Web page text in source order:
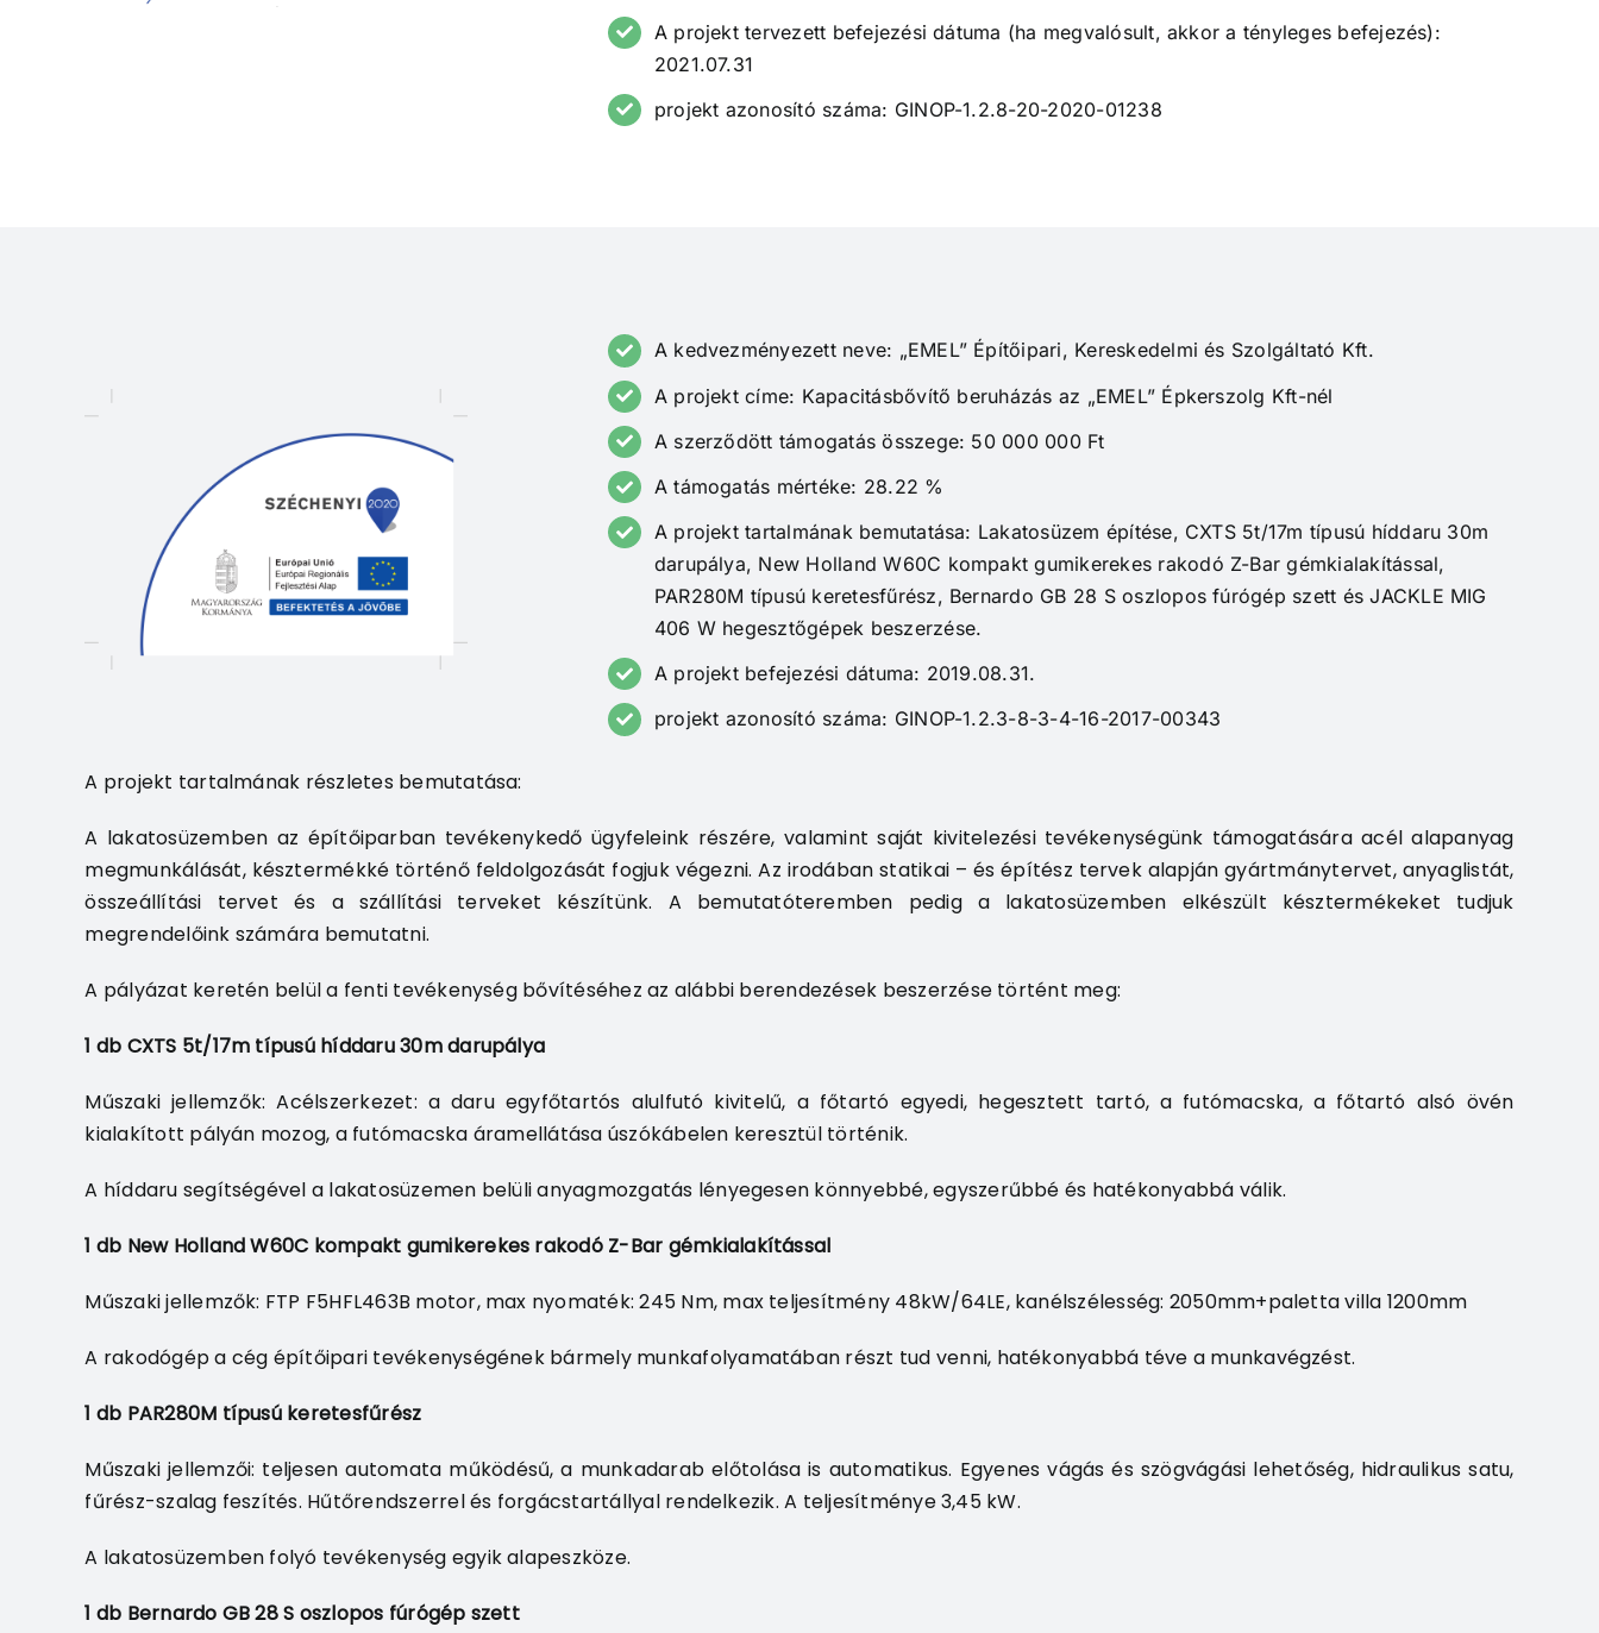
A projekt tervezett befejezési dátuma (ha megvalósult, akkor a tényleges befejezés):
2021.07.31
projekt azonosító száma: GINOP-1.2.8-20-2020-01238
A kedvezményezett neve: „EMEL” Építőipari, Kereskedelmi és Szolgáltató Kft.
A projekt címe: Kapacitásbővítő beruházás az „EMEL” Épkerszolg Kft-nél
A szerződött támogatás összege: 50 000 000 Ft
A támogatás mértéke: 28.22 %
A projekt tartalmának bemutatása: Lakatosüzem építése, CXTS 5t/17m típusú híddaru 30m
darupálya, New Holland W60C kompakt gumikerekes rakodó Z-Bar gémkialakítással,
PAR280M típusú keretesfűrész, Bernardo GB 28 S oszlopos fúrógép szett és JACKLE MIG
406 W hegesztőgépek beszerzése.
A projekt befejezési dátuma: 2019.08.31.
projekt azonosító száma: GINOP-1.2.3-8-3-4-16-2017-00343
A projekt tartalmának részletes bemutatása:
A lakatosüzemben az építőiparban tevékenykedő ügyfeleink részére, valamint saját kivitelezési tevékenységünk támogatására acél alapanyag
megmunkálását, késztermékké történő feldolgozását fogjuk végezni. Az irodában statikai – és építész tervek alapján gyártmánytervet, anyaglistát,
összeállítási tervet és a szállítási terveket készítünk. A bemutatóteremben pedig a lakatosüzemben elkészült késztermékeket tudjuk
megrendelőink számára bemutatni.
A pályázat keretén belül a fenti tevékenység bővítéséhez az alábbi berendezések beszerzése történt meg:
1 db CXTS 5t/17m típusú híddaru 30m darupálya
Műszaki jellemzők: Acélszerkezet: a daru egyfőtartós alulfutó kivitelű, a főtartó egyedi, hegesztett tartó, a futómacska, a főtartó alsó övén
kialakított pályán mozog, a futómacska áramellátása úszókábelen keresztül történik.
A híddaru segítségével a lakatosüzemen belüli anyagmozgatás lényegesen könnyebbé, egyszerűbbé és hatékonyabbá válik.
1 db New Holland W60C kompakt gumikerekes rakodó Z-Bar gémkialakítással
Műszaki jellemzők: FTP F5HFL463B motor, max nyomaték: 245 Nm, max teljesítmény 48kW/64LE, kanélszélesség: 2050mm+paletta villa 1200mm
A rakodógép a cég építőipari tevékenységének bármely munkafolyamatában részt tud venni, hatékonyabbá téve a munkavégzést.
1 db PAR280M típusú keretesfűrész
Műszaki jellemzői: teljesen automata működésű, a munkadarab előtolása is automatikus. Egyenes vágás és szögvágási lehetőség, hidraulikus satu,
fűrész-szalag feszítés. Hűtőrendszerrel és forgácstartállyal rendelkezik. A teljesítménye 3,45 kW.
A lakatosüzemben folyó tevékenység egyik alapeszköze.
1 db Bernardo GB 28 S oszlopos fúrógép szett